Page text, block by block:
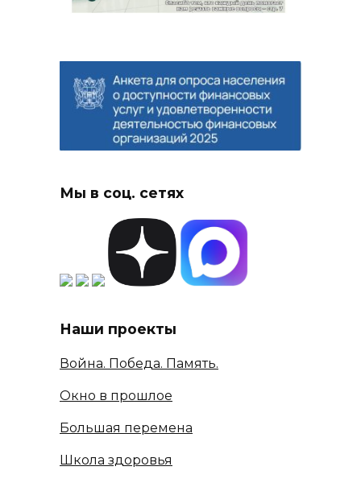
Мы в соц. сетях
Наши проекты
Война. Победа. Память.
Окно в прошлое
Большая перемена
Школа здоровья